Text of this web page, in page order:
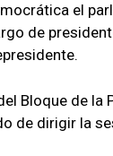
el
de
Bloque de la
de dirigir la